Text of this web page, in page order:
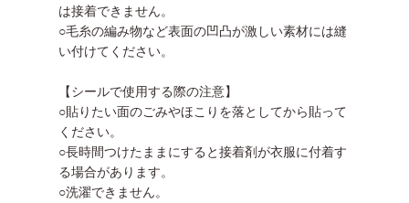
は接着できません。
○毛糸の編み物など表面の凹凸が激しい素材には縫
い付けてください。
【シールで使用する際の注意】
○貼りたい面のごみやほこりを落としてから貼って
ください。
○長時間つけたままにすると接着剤が衣服に付着す
る場合があります。
○洗濯できません。